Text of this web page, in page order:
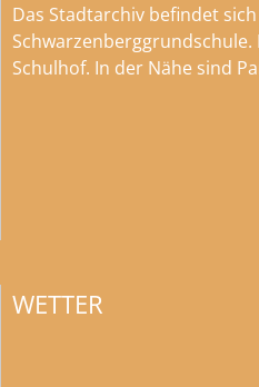
Das Stadtarchiv befindet
Schulhof. In der Nähe sind
WETTER